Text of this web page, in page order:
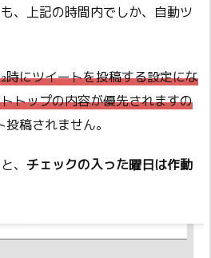
、上記の時間内でしか、自動ツ
時にツイートを投稿する設定にな
トップの内容が優先されますの
投稿されません。
、 チェックの入った曜日は作動